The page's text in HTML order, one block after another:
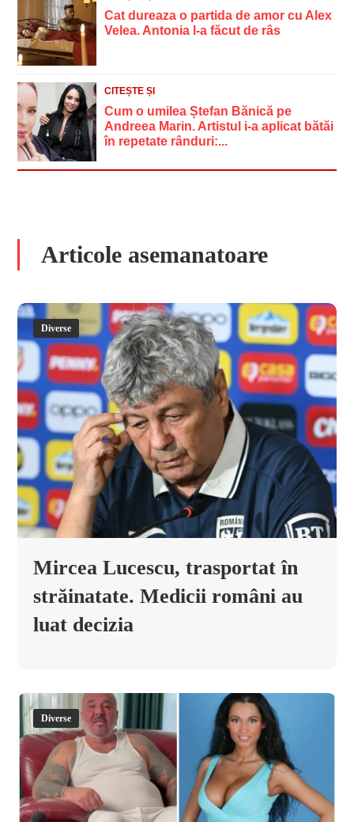
Cat dureaza o partida de amor cu Alex
Velea. Antonia l-a făcut de râs
CITEȘTE ȘI
Cum o umilea Ștefan Bănică pe
Andreea Marin. Artistul i-a aplicat bătăi
în repetate rânduri:...
Articole asemanatoare
Diverse
Mircea Lucescu, trasportat în
străinatate. Medicii români au
luat decizia
Diverse